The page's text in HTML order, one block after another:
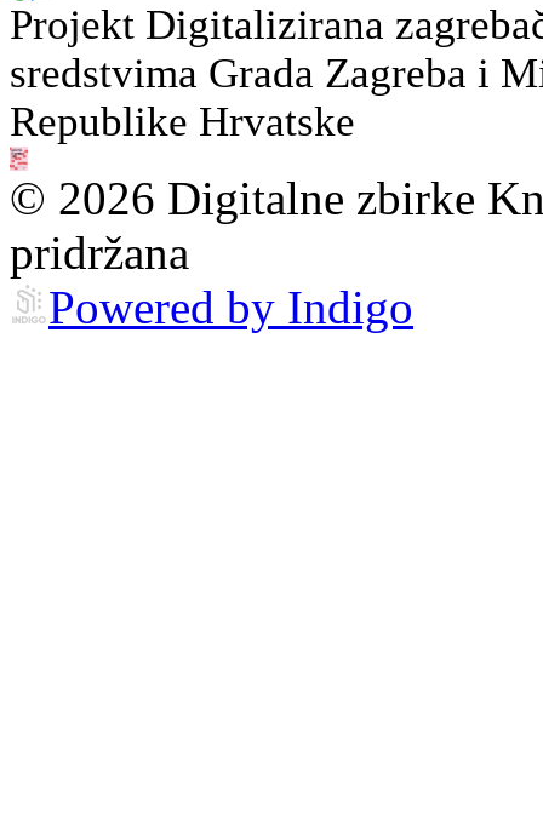
Projekt Digitalizirana
sredstvima Grada Zagreba i
Republike Hrvatske
© 2026 Digitalne zbirke
pridržana
Powered by Indigo